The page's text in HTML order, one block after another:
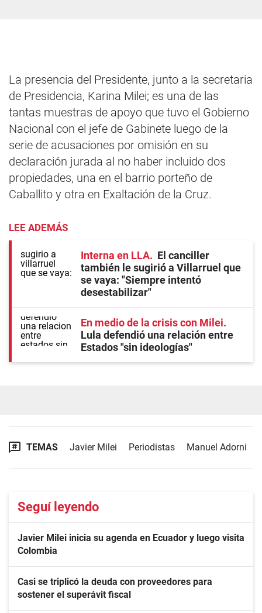
La presencia del Presidente, junto a la secretaria
de Presidencia, Karina Milei; es una de las
tantas muestras de apoyo que tuvo el Gobierno
Nacional con el jefe de Gabinete luego de la
serie de acusaciones por omisión en su
declaración jurada al no haber incluido dos
propiedades, una en el barrio porteño de
Caballito y otra en Exaltación de la Cruz.
LEE ADEMÁS
Interna en LLA
El canciller
también le sugirió a Villarruel que
se vaya: "Siempre intentó
desestabilizar"
En medio de la crisis con Milei
Lula defendió una relación entre
Estados "sin ideologías"
TEMAS Javier Milei Periodistas Manuel Adorni
Seguí leyendo
Javier Milei inicia su agenda en Ecuador y luego visita
Colombia
Casi se triplicó la deuda con proveedores para
sostener el superávit fiscal